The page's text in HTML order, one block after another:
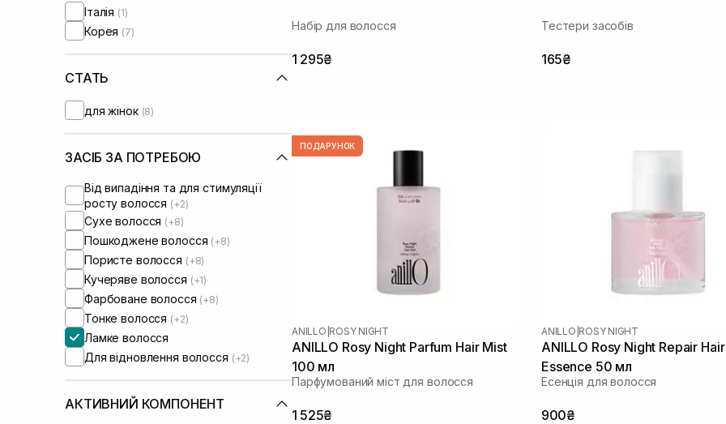
Італія (1)
Корея (7)
СТАТЬ
для жінок (8)
ЗАСІБ ЗА ПОТРЕБОЮ
Від випадіння та для стимуляції
росту волосся (+2)
Сухе волосся (+8)
Пошкоджене волосся (+8)
Пористе волосся (+8)
Кучеряве волосся (+1)
Фарбоване волосся (+8)
Тонке волосся (+2)
Ламке волосся
Для відновлення волосся (+2)
АКТИВНИЙ КОМПОНЕНТ
Набір для волосся
1 295₴
Тестери засобів
165₴
ПОДАРУНОК
ANILLO ROSY NIGHT
ANILLO Rosy Night Parfum Hair Mist
100 мл
Парфумований міст для волосся
1 525₴
ANILLO ROSY NIGHT
ANILLO Rosy Night Repair Hair
Essence 50 мл
Есенція для волосся
900₴